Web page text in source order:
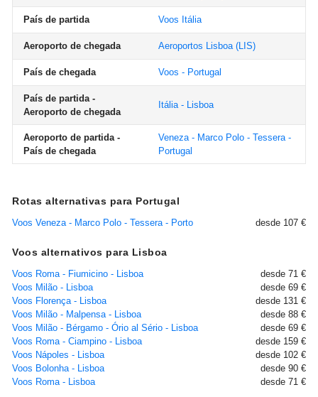
País de partida Voos Itália
Aeroporto de chegada Aeroportos Lisboa(LIS)
País de chegada Voos - Portugal
País de partida -
Aeroporto de chegada
Itália - Lisboa
Aeroporto de partida -
País de chegada
Veneza - Marco Polo - Tessera -
Portugal
Rotas alternativas para Portugal
Voos Veneza - Marco Polo - Tessera - Porto desde 107 €
Voos alternativos para Lisboa
Voos Roma - Fiumicino - Lisboa
desde 71 €
Voos Milão - Lisboa
desde 69 €
Voos Florença - Lisboa
desde 131 €
Voos Milão - Malpensa - Lisboa
desde 88 €
Voos Milão - Bérgamo - Ório al Sério - Lisboa
desde 69 €
Voos Roma - Ciampino - Lisboa
desde 159 €
Voos Nápoles - Lisboa
desde 102 €
Voos Bolonha - Lisboa
desde 90 €
Voos Roma - Lisboa
desde 71 €